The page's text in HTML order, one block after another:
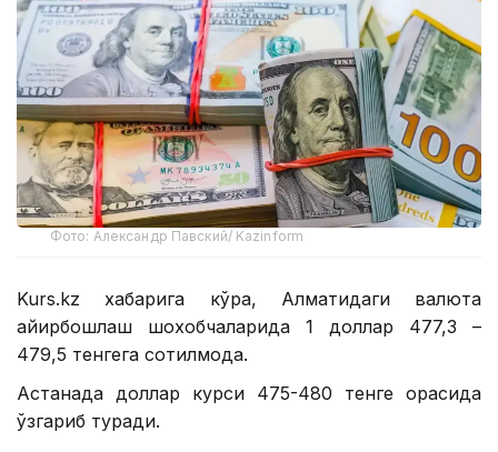
Фото: Александр Павский/ Kazinform
Kurs.kz хабарига кўра, Алматидаги валюта
айирбошлаш шохобчаларида 1 доллар 477,3 –
479,5 тенгега сотилмоқда.
Астанада доллар курси 475-480 тенге орасида
ўзгариб туради.